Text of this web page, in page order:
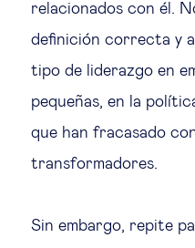
relacionados con él.
definición correcta y
tipo de liderazgo en
pequeñas, en la
que han fracasado
transformadores.
Sin embargo, repite